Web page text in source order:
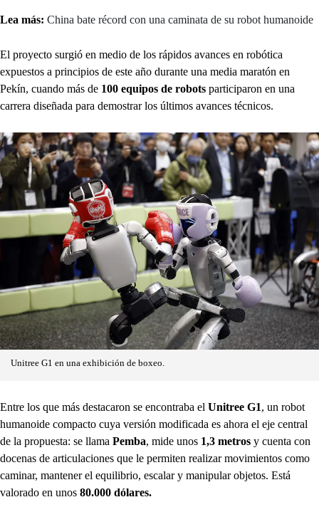
Lea más: China bate récord con una caminata de su robot humanoide
El proyecto surgió en medio de los rápidos avances en robótica
expuestos a principios de este año durante una media maratón en
Pekín, cuando más de 100 equipos de robots participaron en una
carrera diseñada para demostrar los últimos avances técnicos.
Unitree G1 en una exhibición de boxeo.
Entre los que más destacaron se encontraba el Unitree G1, un robot
humanoide compacto cuya versión modificada es ahora el eje central
de la propuesta: se llama Pemba, mide unos 1,3 metros y cuenta con
docenas de articulaciones que le permiten realizar movimientos como
caminar, mantener el equilibrio, escalar y manipular objetos. Está
valorado en unos 80.000 dólares.